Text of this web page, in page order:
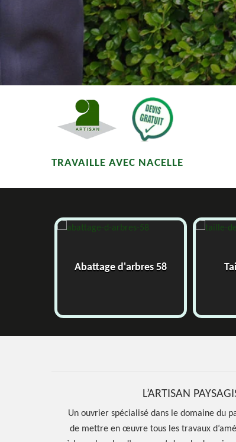
TRAVAILLE AVEC NACELLE
Abattage d'arbres 58
L’ARTISAN
Un ouvrier spécialisé dans le domaine du
de mettre en œuvre tous les travaux